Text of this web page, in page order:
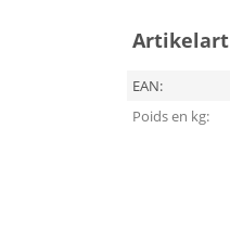
Artikelart
EAN:
Poids en kg: